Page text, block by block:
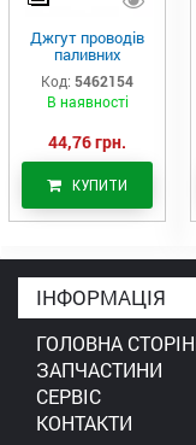
Джгут проводів
паливних
форсунок CAT
C7/C9 (546-2154)
Код: 5462154
В наявності
44,76 грн.
КУПИТИ
ІНФОРМАЦІЯ
ГОЛОВНА
ЗАПЧАСТИНИ
СЕРВІС
КОНТАКТИ